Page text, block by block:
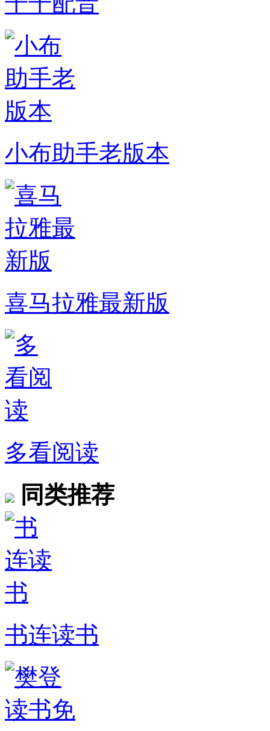
小布助手老版本
喜马拉雅最新版
多看阅读
同类推荐
书连读书